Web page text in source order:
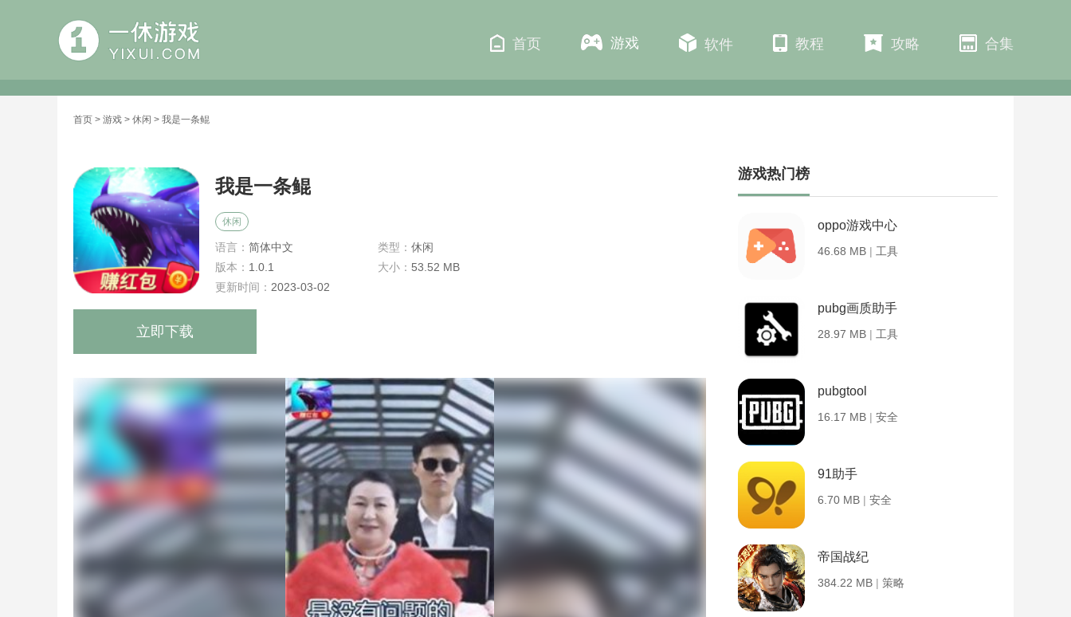
首页 游戏 软件 教程 攻略 合集
首页 > 游戏 > 休闲 > 我是一条鲲
我是一条鲲
休闲
语言： 简体中文 类型： 休闲
版本： 1.0.1 大小： 53.52 MB
更新时间： 2023-03-02
立即下载
游戏热门榜
oppo游戏中心
46.68 MB | 工具
pubg画质助手
28.97 MB | 工具
pubgtool
16.17 MB | 安全
91助手
6.70 MB | 安全
帝国战纪
384.22 MB | 策略